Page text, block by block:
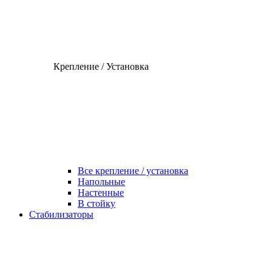
Крепление / Установка
Все крепление / установка
Напольные
Настенные
В стойку
Стабилизаторы